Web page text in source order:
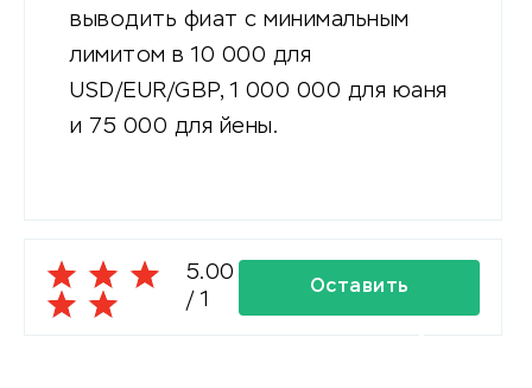
выводить фиат с минимальным
лимитом в 10 000 для
USD/EUR/GBP, 1 000 000 для юаня
и 75 000 для йены.
5.00
/ 1
Оставить